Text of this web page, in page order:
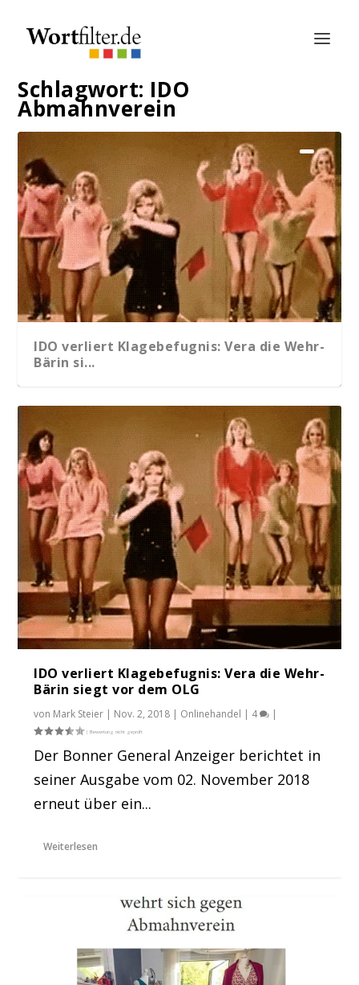
Schlagwort: IDO
Abmahnverein
IDO verliert Klagebefugnis: Vera die Wehr-
Bärin si...
IDO: eine Bonner Unternehmerin versucht
sich gegen...
IDO verliert Klagebefugnis: Vera die Wehr-
Bärin siegt vor dem OLG
von Mark Steier | Nov. 2, 2018 | Onlinehandel | 4 |
Der Bonner General Anzeiger berichtet in
seiner Ausgabe vom 02. November 2018
erneut über ein...
Weiterlesen